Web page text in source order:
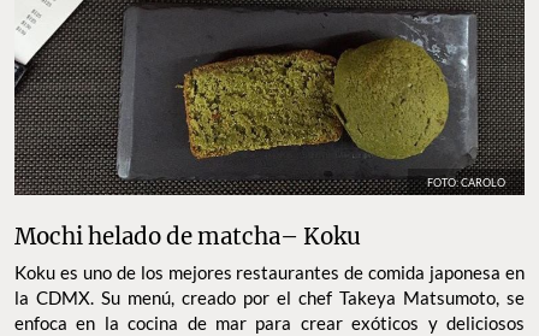
FOTO: CAROLO
Mochi helado de matcha– Koku
Koku es uno de los mejores restaurantes de comida japonesa en
la CDMX. Su menú, creado por el chef Takeya Matsumoto, se
enfoca en la cocina de mar para crear exóticos y deliciosos